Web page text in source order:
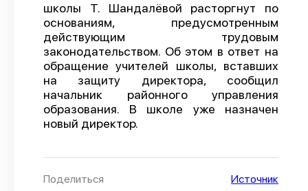
Предложить публикацию
API
О проекте
Политика конфиденциальности
школы Т. Шандалёвой расторгнут по
основаниям, предусмотренным
действующим трудовым
законодательством. Об этом в ответ на
обращение учителей школы, вставших
на защиту директора, сообщил
начальник районного управления
образования. В школе уже назначен
новый директор.
Поделиться Источник